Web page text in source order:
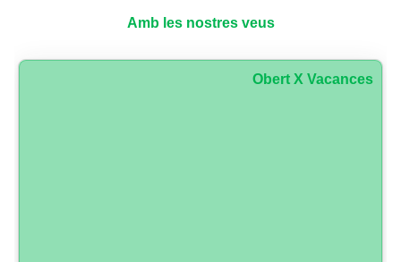
Amb les nostres veus
Obert X Vacances